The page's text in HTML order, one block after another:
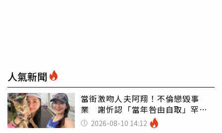
人氣新聞
當街激吻人夫阿翔！不倫戀毀事
業 謝忻認「當年咎由自取」罕吐
心聲2026-08-10 14:12